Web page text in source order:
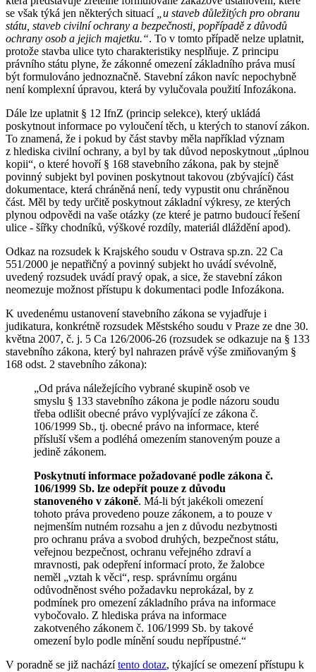
se však týká jen některých situací
u staveb důležitých pro obranu
státu, staveb civilní ochrany a bezpečnosti, popřípadě z důvodů
ochrany osob a jejich majetku.“. To v tomto případě nelze uplatnit,
protože stavba ulice tyto charakteristiky nesplňuje. Z principu
právního státu plyne, že zákonné omezení základního práva musí
být formulováno jednoznačně. Stavební zákon navíc nepochybně
není komplexní úpravou, která by vylučovala použití Infozákona.
Dále lze uplatnit § 12 IfnZ (princip selekce), který ukládá
poskytnout informace po vyloučení těch, u kterých to stanoví zákon.
To znamená, že i pokud by část stavby měla například význam
z hlediska civilní ochrany, a byl by tak důvod neposkytnout „úplnou
kopii“, o které hovoří § 168 stavebního zákona, pak by stejně
povinný subjekt byl povinen poskytnout takovou (zbývající) část
dokumentace, která chráněná není, tedy vypustit onu chráněnou
část. Měl by tedy určitě poskytnout základní výkresy, ze kterých
plynou odpovědi na vaše otázky (ze které je patrno budoucí řešení
ulice - šířky chodníků, výškové rozdíly, materiál dláždění apod).
Odkaz na rozsudek k Krajského soudu v Ostrava sp.zn. 22 Ca
551/2000 je nepatřičný a povinný subjekt ho uvádí svévolně,
uvedený rozsudek uvádí pravý opak, a sice, že stavební zákon
neomezuje možnost přístupu k dokumentaci podle Infozákona.
K uvedenému ustanovení stavebního zákona se vyjadřuje i
judikatura, konkrétně rozsudek Městského soudu v Praze ze dne 30.
května 2007, č. j. 5 Ca 126/2006-26 (rozsudek se odkazuje na § 133
stavebního zákona, který byl nahrazen právě výše zmiňovaným §
168 odst. 2 stavebního zákona):
„Od práva náležejícího vybrané skupině osob ve
smyslu § 133 stavebního zákona je podle názoru soudu
třeba odlišit obecné právo vyplývající ze zákona č.
106/1999 Sb., tj. obecné právo na informace, které
přísluší všem a podléhá omezením stanoveným pouze a
jedině zákonem.
Poskytnutí informace požadované podle zákona č.
106/1999 Sb. lze odepřít pouze z důvodu
stanoveného v zákoně. Má-li být jakékoli omezení
tohoto práva provedeno pouze zákonem, a to pouze v
nejmenším nutném rozsahu a jen z důvodu nezbytnosti
pro ochranu práva a svobod druhých, bezpečnost státu,
veřejnou bezpečnost, ochranu veřejného zdraví a
mravnosti, pak odepření informací proto, že žalobce
neměl „vztah k věci“, resp. správnímu orgánu
odůvodněnost svého požadavku neprokázal, by z
podmínek pro omezení základního práva na informace
vybočovalo. Z hlediska práva na informace
zakotveného zákonem č. 106/1999 Sb. by takové
omezení bylo podle mínění soudu nepřípustné.“
V poradně se již nacházítento dotaz, týkající se omezení přístupu k